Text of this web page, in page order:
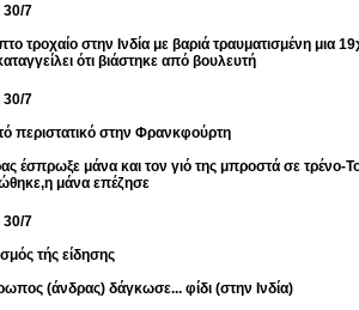
30/7
τροχαίο στην Ινδία με βαριά τραυματισμένη μια
ότι βιάστηκε από βουλευτή
30/7
περιστατικό στην Φρανκφούρτη
έσπρωξε μάνα και τον γιό της μπροστά σε τρένο-
μάνα επέζησε
30/7
τής είδησης
(άνδρας) δάγκωσε... φίδι (στην Ινδία)